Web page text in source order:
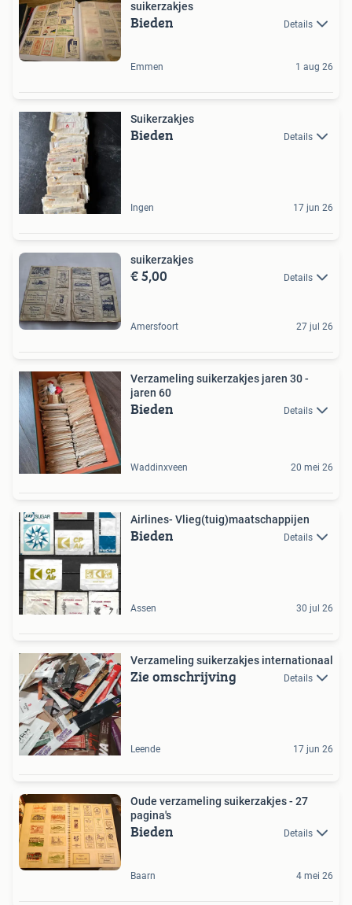
suikerzakjes
Bieden Details
Emmen 1 aug 26
Suikerzakjes
Bieden Details
Ingen 17 jun 26
suikerzakjes
€ 5,00 Details
Amersfoort 27 jul 26
Verzameling suikerzakjes jaren 30 -
jaren 60
Bieden Details
Waddinxveen 20 mei 26
Airlines- Vlieg(tuig)maatschappijen
Bieden Details
Assen 30 jul 26
Verzameling suikerzakjes internationaal
Zie omschrijving Details
Leende 17 jun 26
Oude verzameling suikerzakjes - 27
pagina's
Bieden Details
Baarn 4 mei 26